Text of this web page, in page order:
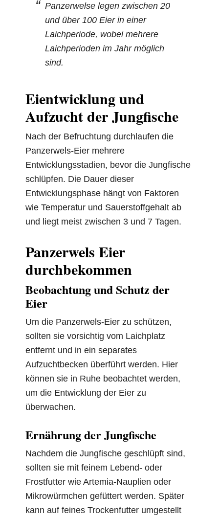
Panzerwelse legen zwischen 20
und über 100 Eier in einer
Laichperiode, wobei mehrere
Laichperioden im Jahr möglich
sind.
Eientwicklung und
Aufzucht der Jungfische
Nach der Befruchtung durchlaufen die
Panzerwels-Eier mehrere
Entwicklungsstadien, bevor die Jungfische
schlüpfen. Die Dauer dieser
Entwicklungsphase hängt von Faktoren
wie Temperatur und Sauerstoffgehalt ab
und liegt meist zwischen 3 und 7 Tagen.
Panzerwels Eier
durchbekommen
Beobachtung und Schutz der
Eier
Um die Panzerwels-Eier zu schützen,
sollten sie vorsichtig vom Laichplatz
entfernt und in ein separates
Aufzuchtbecken überführt werden. Hier
können sie in Ruhe beobachtet werden,
um die Entwicklung der Eier zu
überwachen.
Ernährung der Jungfische
Nachdem die Jungfische geschlüpft sind,
sollten sie mit feinem Lebend- oder
Frostfutter wie Artemia-Nauplien oder
Mikrowürmchen gefüttert werden. Später
kann auf feines Trockenfutter umgestellt